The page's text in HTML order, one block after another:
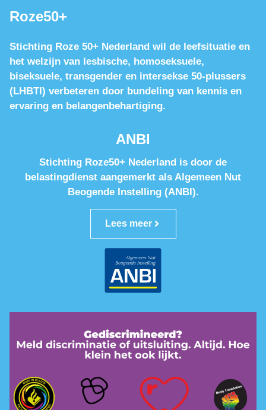
Roze50+
Stichting Roze 50+ Nederland wil de leefsituatie en
het welzijn van lesbische, homoseksuele,
biseksuele, transgender en intersekse 50-plussers
(LHBTI) verbeteren door bundeling van kennis en
ervaring en belangenbehartiging.
ANBI
Stichting Roze50+ Nederland is door de
belastingdienst aangemerkt als Algemeen Nut
Beogende Instelling (ANBI).
Lees meer